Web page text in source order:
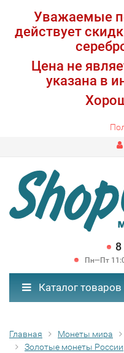
Уважаемые
действует
Цена не
указана в
Пн—Пт
Каталог товаров
Главная Монеты мира
Золотые монеты России